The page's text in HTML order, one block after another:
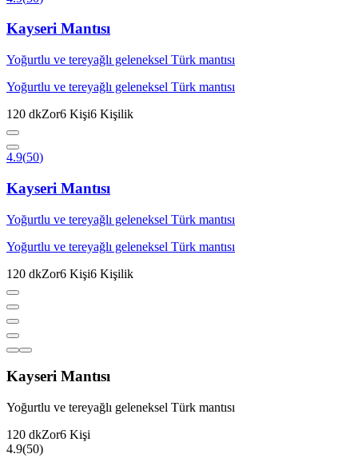
Kayseri Mantısı
Yoğurtlu ve tereyağlı geleneksel Türk mantısı
Yoğurtlu ve tereyağlı geleneksel Türk mantısı
120 dkZor6 Kişi6 Kişilik
4.9(50)
Kayseri Mantısı
Yoğurtlu ve tereyağlı geleneksel Türk mantısı
Yoğurtlu ve tereyağlı geleneksel Türk mantısı
120 dkZor6 Kişi6 Kişilik
Kayseri Mantısı
Yoğurtlu ve tereyağlı geleneksel Türk mantısı
120 dkZor6 Kişi
4.9(50)